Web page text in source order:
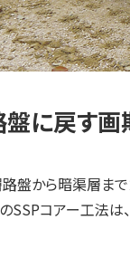
に戻す
盤から暗渠層まで
SSPコアー工法